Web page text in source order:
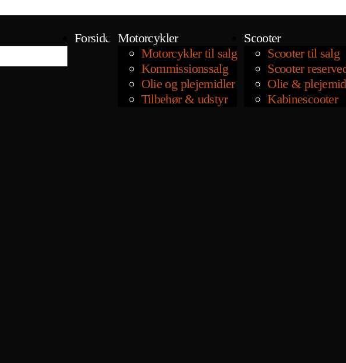
Forside Motorcykler
Motorcykler til salg
Kommissionssalg
Olie og plejemidler
Tilbehør & udstyr
Scooter
Scooter til salg
Scooter
Olie &
Kabinescooter